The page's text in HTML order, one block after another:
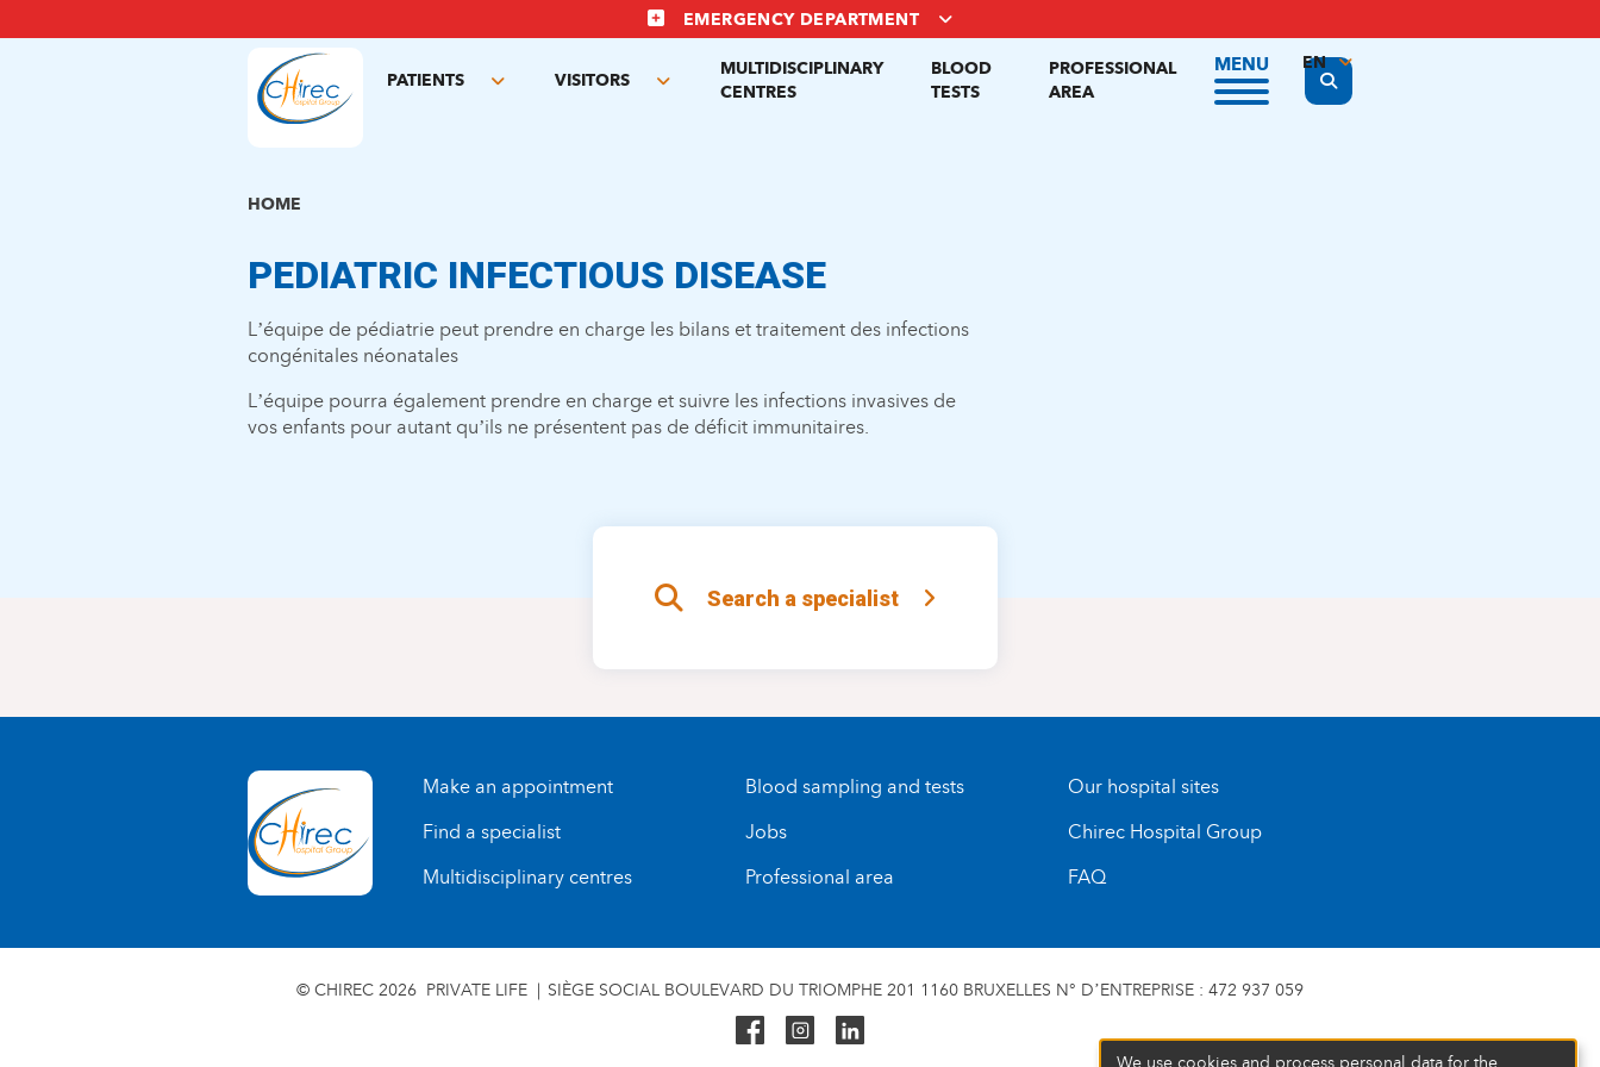
to
EMERGENCY DEPARTMENT
PATIENTS
Toggle
VISITORS
Toggle
MULTIDISCIPLINARY
CENTRES
BLOOD
TESTS
PROFESSIONAL
AREA
MENU
Display the search form
EN
FR
HOME
PEDIATRIC INFECTIOUS DISEASE
L’équipe de pédiatrie peut prendre en charge les bilans et traitement des infections
congénitales néonatales
L’équipe pourra également prendre en charge et suivre les infections invasives de
vos enfants pour autant qu’ils ne présentent pas de déficit immunitaires.
Search a specialist
Make an appointment
Find a specialist
Multidisciplinary centres
Blood sampling and tests
Jobs
Professional area
Our hospital sites
Chirec Hospital Group
FAQ
© CHIREC 2026 PRIVATE LIFE SIÈGE SOCIAL BOULEVARD DU TRIOMPHE 201 1160 BRUXELLES N° D’ENTREPRISE : 472 937 059
We use cookies and process personal data for the